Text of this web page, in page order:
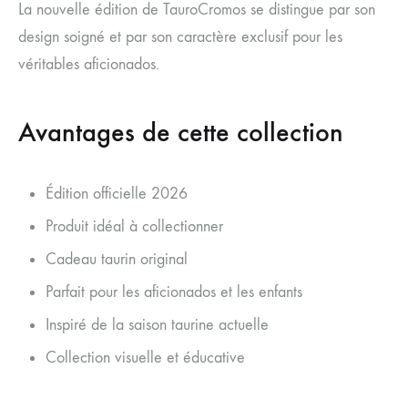
La nouvelle édition de TauroCromos se distingue par son
design soigné et par son caractère exclusif pour les
véritables aficionados.
Avantages de cette collection
Édition officielle 2026
Produit idéal à collectionner
Cadeau taurin original
Parfait pour les aficionados et les enfants
Inspiré de la saison taurine actuelle
Collection visuelle et éducative